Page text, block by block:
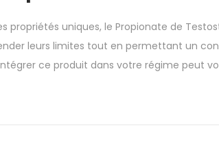
propriétés uniques, le Propionate de
leurs limites tout en permettant un
ce produit dans votre régime peut